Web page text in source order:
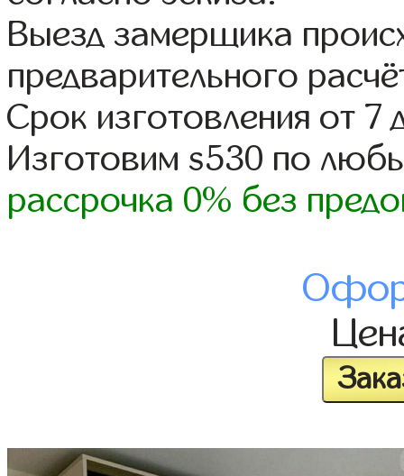
Выезд замерщика
предварительного
Срок изготовления от 7
Изготовим s530 по
рассрочка 0% без